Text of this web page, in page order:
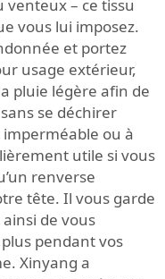
venteux – ce tissu
vous lui imposez.
et portez
usage extérieur,
pluie légère afin de
se déchirer
ou à
utile si vous
renverse
tête. Il vous garde
de vous
pendant vos
Xinyang a